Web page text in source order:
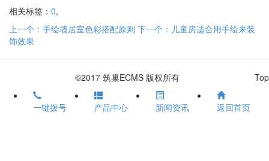
相关标签： 0,
上一个：手绘墙居室色彩搭配原则 下一个：儿童房适合用手绘来装
饰效果
Top
©2017 筑巢ECMS 版权所有
一键拨号 产品中心 新闻资讯 返回首页